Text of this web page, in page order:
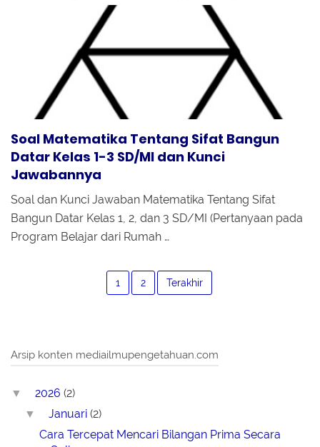
KUNCI JAWABAN MATEMATIKA
Soal Matematika Tentang Sifat Bangun
Datar Kelas 1-3 SD/MI dan Kunci
Jawabannya
Soal dan Kunci Jawaban Matematika Tentang Sifat
Bangun Datar Kelas 1, 2, dan 3 SD/MI (Pertanyaan pada
Program Belajar dari Rumah …
1 2 Terakhir
Arsip konten mediailmupengetahuan.com
▼ 2026 (2)
▼ Januari(2)
Cara Tercepat Mencari Bilangan Prima Secara